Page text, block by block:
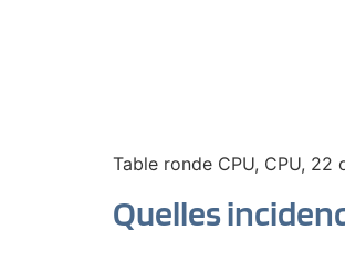
Table ronde CPU, CPU,
Quelles